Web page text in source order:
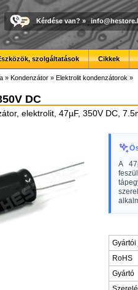
Kérdése van? »
szolgáltatások Cikkek
» Kondenzátor » Elektrolit kondenzátorok »
DC
elektrolit, 47µF, 350V DC,
A
RoHS
Gyártó